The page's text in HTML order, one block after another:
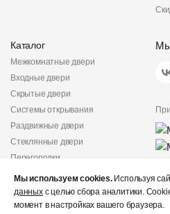
Каталог
Межкомнатные двери
Входные двери
Скрытые двери
Системы открывания
Раздвижные двери
Стеклянные двери
Перегородки
Фурнитура
Мы
Мы используем cookies.Используя
данныхс целью сбора аналитики.
момент в настройках вашего браузера.